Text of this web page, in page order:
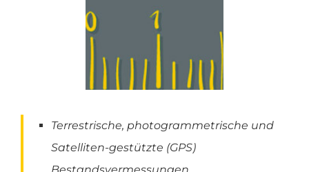
Terrestrische, photogrammetrische und
Satelliten-gestützte (GPS)
Bestandsvermessungen